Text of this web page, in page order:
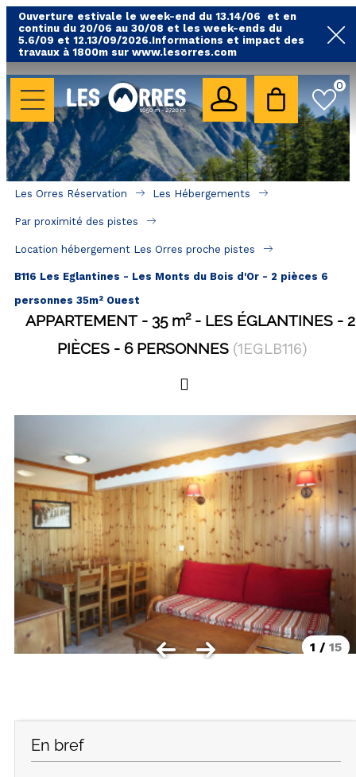
Ouverture estivale le week-end du 13.14/06 et en
continu du 20/06 au 30/08 et les week-ends du
5.6/09 et 12.13/09/2026.Informations et impact des
travaux à 1800m sur www.lesorres.com
0
LES HÉBERGEMENTS
Toutes nos locations
Hébergements avec piscine
Hébergements labellisés qualité
A proximité des remontées mécaniques ( VTT,
SÉJOURS & BONS PLANS
Les Orres 1650 centre station
Les Orres 1800 Bois Méan
Les Orres et ses hameaux
VISUALISER LE PLAN DES ORRES
BONS PLANS ACTIVITÉS
Carte Multi activités
Forfaits remontées mécaniques VTT
FAQ
INSPIREZ-VOUS !
Les Orres Réservation Les Hébergements
Par proximité des pistes
Location hébergement Les Orres proche pistes
B116 Les Eglantines - Les Monts du Bois d'Or - 2 pièces 6
personnes 35m² Ouest
APPARTEMENT 35 m² LES ÉGLANTINES
2
PIÈCES
6 PERSONNES (1EGLB116)
1 / 15
En bref